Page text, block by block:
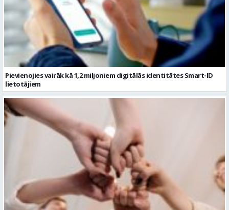
Pievienojies vairāk kā 1,2 miljoniem digitālās identitātes Smart-ID
lietotājiem
Ko darīt ar kolēģiem vasarā, 10 aktīvas idejas komandas saliedēšanas
pasākumam